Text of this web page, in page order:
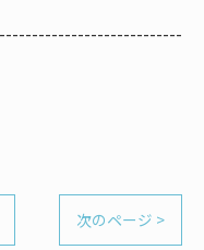
次のページ >